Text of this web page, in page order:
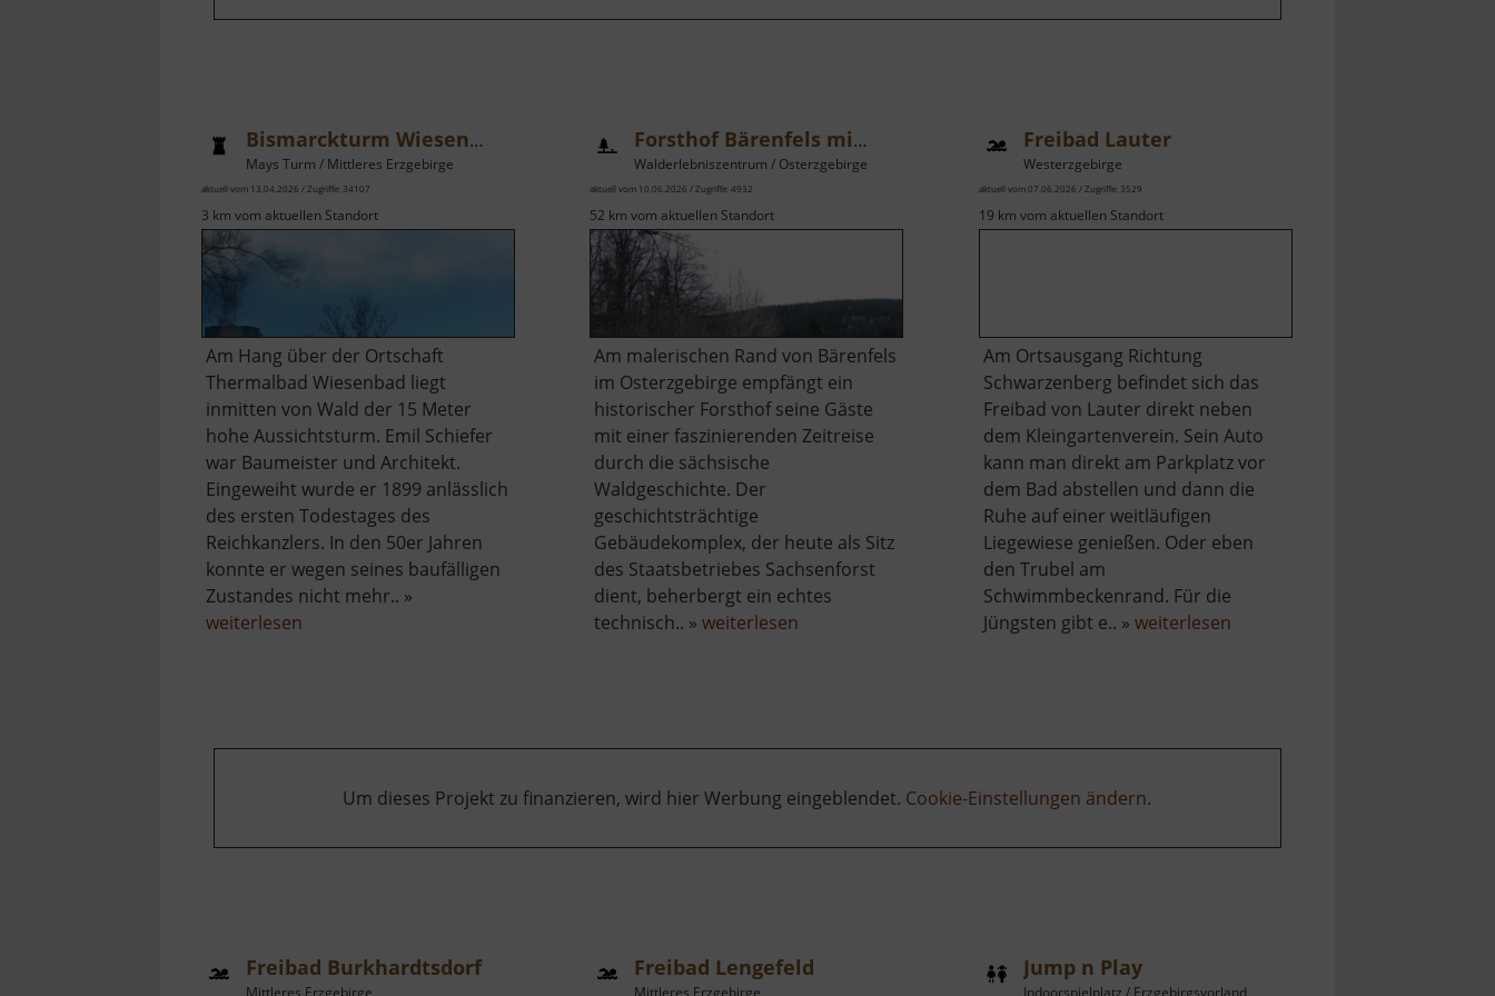
Bismarckturm Wiesenbad
Mays Turm / Mittleres Erzgebirge
aktuell vom 13.04.2026 / Zugriffe: 34107
3 km vom aktuellen Standort
Am Hang über der Ortschaft
Thermalbad Wiesenbad liegt
inmitten von Wald der 15 Meter
hohe Aussichtsturm. Emil Schiefer
war Baumeister und Architekt.
Eingeweiht wurde er 1899 anlässlich
des ersten Todestages des
Reichkanzlers. In den 50er Jahren
konnte er wegen seines baufälligen
Zustandes nicht mehr.. »
weiterlesen
Forsthof Bärenfels mit Arboretum
Walderlebniszentrum / Osterzgebirge
aktuell vom 10.06.2026 / Zugriffe: 4932
52 km vom aktuellen Standort
Am malerischen Rand von Bärenfels
im Osterzgebirge empfängt ein
historischer Forsthof seine Gäste
mit einer faszinierenden Zeitreise
durch die sächsische
Waldgeschichte. Der
geschichtsträchtige
Gebäudekomplex, der heute als Sitz
des Staatsbetriebes Sachsenforst
dient, beherbergt ein echtes
technisch.. »weiterlesen
Freibad Lauter
Westerzgebirge
aktuell vom 07.06.2026 / Zugriffe: 3529
19 km vom aktuellen Standort
Am Ortsausgang Richtung
Schwarzenberg befindet sich das
Freibad von Lauter direkt neben
dem Kleingartenverein. Sein Auto
kann man direkt am Parkplatz vor
dem Bad abstellen und dann die
Ruhe auf einer weitläufigen
Liegewiese genießen. Oder eben
den Trubel am
Schwimmbeckenrand. Für die
Jüngsten gibt e.. » weiterlesenüber
Um dieses Projekt zu finanzieren, wird hier Werbung eingeblendet. Cookie-Einstellungen ändern.
Freibad Burkhardtsdorf
Mittleres Erzgebirge
Freibad Lengefeld
Mittleres Erzgebirge
Jump n Play
Indoorspielplatz / Erzgebirgsvorland